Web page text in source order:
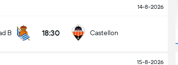
14-8-2026
B 18:30 Castellon
15-8-2026